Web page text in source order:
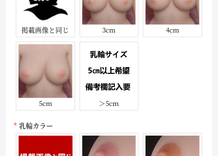
掲載画像と同じ 3cm 4cm
5cm ＞5cm
乳輪カラー